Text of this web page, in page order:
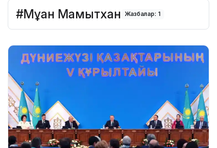
#Мұқан Мамытхан Жазбалар: 1